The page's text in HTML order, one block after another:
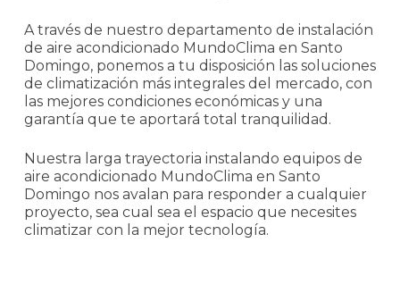
A través de nuestro departamento de instalación
de aire acondicionado MundoClima en Santo
Domingo, ponemos a tu disposición las soluciones
de climatización más integrales del mercado, con
las mejores condiciones económicas y una
garantía que te aportará total tranquilidad.
Nuestra larga trayectoria instalando equipos de
aire acondicionado MundoClima en Santo
Domingo nos avalan para responder a cualquier
proyecto, sea cual sea el espacio que necesites
climatizar con la mejor tecnología.